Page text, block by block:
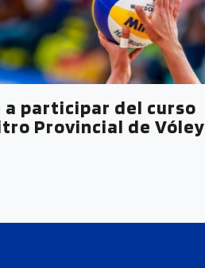
participar del curso
Provincial de Vóley